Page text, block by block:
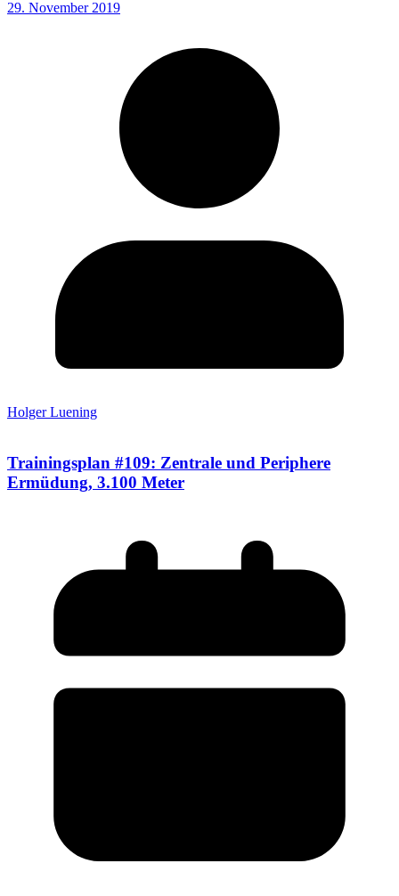
29. November 2019
Holger Luening
Trainingsplan #109: Zentrale und Periphere
Ermüdung, 3.100 Meter